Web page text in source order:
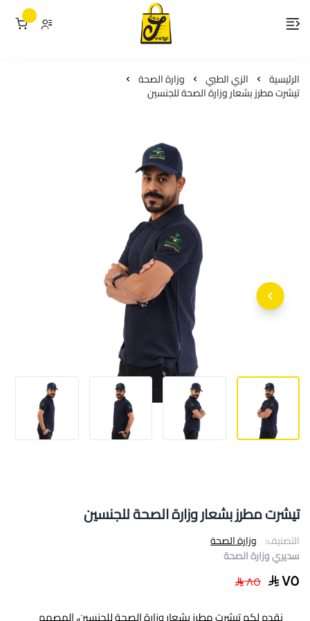
لمسات جوري
٠
الرئيسية الزي الطبي وزارة الصحة
تيشرت مطرز بشعار وزارة الصحة للجنسين
تيشرت مطرز بشعار وزارة الصحة للجنسين
التصنيف: وزارة الصحة
سديري وزارة الصحة
٧٥ ٨٥
نقدم لكم تيشرت مطرز بشعار وزارة الصحة للجنسين، المصمم